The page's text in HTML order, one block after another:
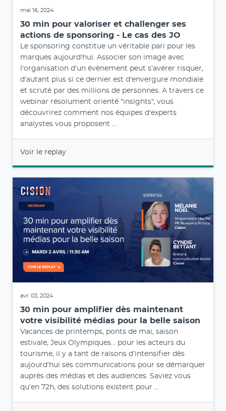
mai 16, 2024
30 min pour valoriser et challenger ses
actions de sponsoring - Le cas des JO
Le sponsoring constitue un véritable pari pour les
marques aujourd'hui. Associer son image avec
l'organisation d'un évènement peut s'avérer risquer,
d'autant plus si ce dernier est d'envergure mondiale
et scruté par des millions de personnes. A travers ce
webinar résolument orienté "insights", vous
découvrirez comment nos équipes d'experts
analystes vous proposent ...
Voir le replay
avr. 03, 2024
30 min pour amplifier dès maintenant
votre visibilité médias pour la belle saison
Vacances de printemps, ponts de mai, saison
estivale, Jeux Olympiques… pour les acteurs du
tourisme, il y a tant de raisons d’intensifier dès
aujourd’hui ses communications pour se démarquer
auprès des médias et des audiences. Saviez vous
qu’en 72h, des solutions existent pour ...